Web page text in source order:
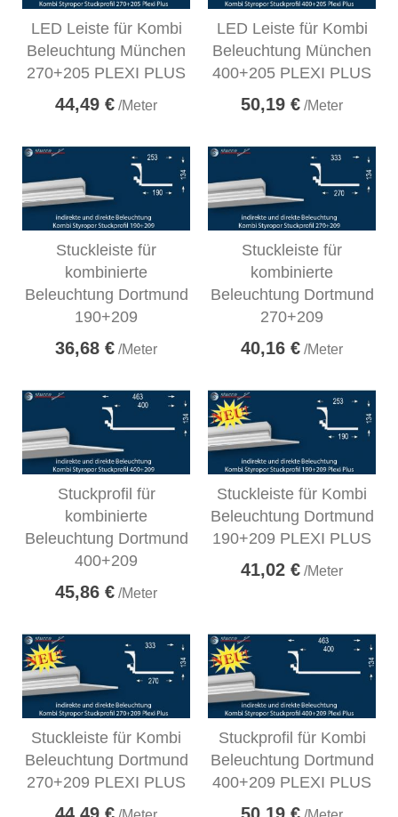
LED Leiste für Kombi
Beleuchtung München
270+205 PLEXI PLUS
44,49 € /Meter
LED Leiste für Kombi
Beleuchtung München
400+205 PLEXI PLUS
50,19 € /Meter
Stuckleiste für
kombinierte
Beleuchtung Dortmund
190+209
36,68 € /Meter
Stuckleiste für
kombinierte
Beleuchtung Dortmund
270+209
40,16 € /Meter
Stuckprofil für
kombinierte
Beleuchtung Dortmund
400+209
45,86 € /Meter
Stuckleiste für Kombi
Beleuchtung Dortmund
190+209 PLEXI PLUS
41,02 € /Meter
Stuckleiste für Kombi
Beleuchtung Dortmund
270+209 PLEXI PLUS
Stuckprofil für Kombi
Beleuchtung Dortmund
400+209 PLEXI PLUS